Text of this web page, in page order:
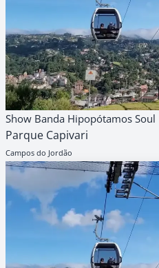
08
15h
AGENDA
GRATUITO
Show Banda Hipopótamos Soul
Parque Capivari
Campos do Jordão